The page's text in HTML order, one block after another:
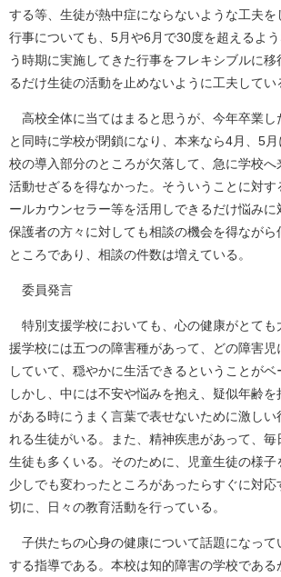
する等、生徒が熱中症にならないような工夫を
行事についても、5月や6月で30度を超えるよ
う時期に実施してきた行事をフレキシブルに移
るだけ生徒の活動を止めないように工夫してい
高校全体に当てはまると思うが、今年卒業し
と同時に学校が閉鎖になり、本来なら4月、5
校の導入部分のところが欠落して、急に学校へ
活動せざるを得なかった。そういうことに対す
ールカウンセラー等を活用しできるだけ悩みに
保護者の方々に対しても相談の機会を得ながら
ところであり、相談の件数は増えている。
委員発言
特別支援学校においても、心の健康がとても
援学校には五つの障害種があって、どの障害児
していて、穏やかに生活できるということがベ
しかし、中には不安や悩みを抱え、疑似年齢を
がある時にうまく言葉で表せないために激しい
れる生徒がいる。また、精神疾患があって、
生徒も多くいる。そのために、児童生徒の様子
少しでも変わったところがあったらすぐに対
切に、日々の教育活動を行っている。
子供たちの心身の健康について話題になって
する指導である。本校は知的障害の学校である